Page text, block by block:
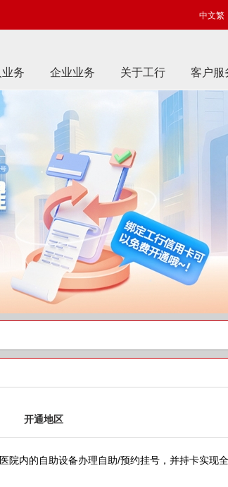
中文繁
务 企业业务 关于工行 客户服
开通地区
内的自助设备办理自助/预约挂号，并持卡实现全